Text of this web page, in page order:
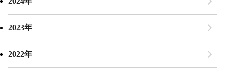
2023年
2022年